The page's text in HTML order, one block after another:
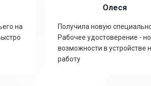
на
Олеся
Получила новую
Рабочее удостоверение -
возможности в устройстве
работу